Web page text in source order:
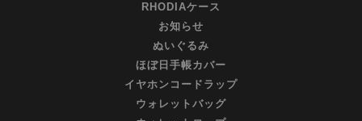
RHODIAケース
お知らせ
ぬいぐるみ
ほぼ日手帳カバー
イヤホンコードラップ
ウォレットバッグ